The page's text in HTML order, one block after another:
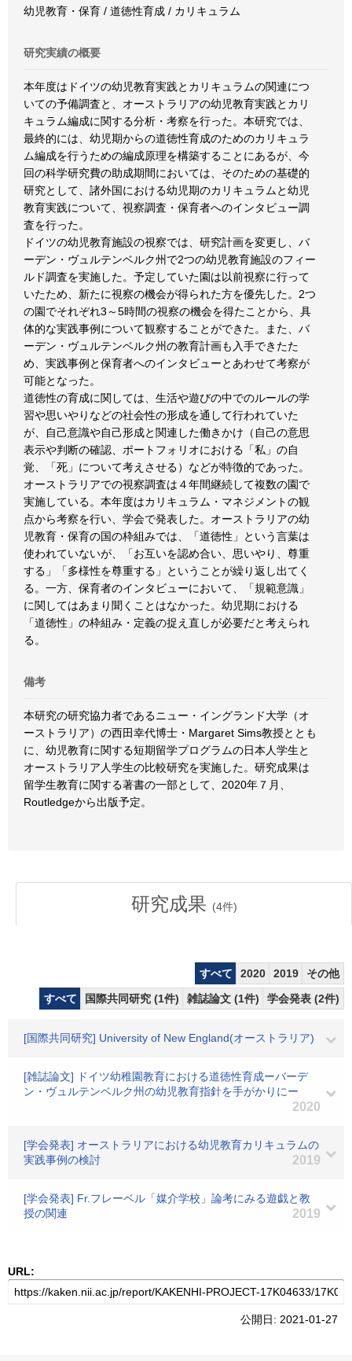
幼児教育・保育 / 道徳性育成 / カリキュラム
研究実績の概要
本年度はドイツの幼児教育実践とカリキュラムの関連につ
いての予備調査と、オーストラリアの幼児教育実践とカリ
キュラム編成に関する分析・考察を行った。本研究では、
最終的には、幼児期からの道徳性育成のためのカリキュラ
ム編成を行うための編成原理を構築することにあるが、今
回の科学研究費の助成期間においては、そのための基礎的
研究として、諸外国における幼児期のカリキュラムと幼児
教育実践について、視察調査・保育者へのインタビュー調
査を行った。
ドイツの幼児教育施設の視察では、研究計画を変更し、バ
ーデン・ヴュルテンベルク州で2つの幼児教育施設のフィー
ルド調査を実施した。予定していた園は以前視察に行って
いたため、新たに視察の機会が得られた方を優先した。2つ
の園でそれぞれ3～5時間の視察の機会を得たことから、具
体的な実践事例について観察することができた。また、バ
ーデン・ヴュルテンベルク州の教育計画も入手できたた
め、実践事例と保育者へのインタビューとあわせて考察が
可能となった。
道徳性の育成に関しては、生活や遊びの中でのルールの学
習や思いやりなどの社会性の形成を通して行われていた
が、自己意識や自己形成と関連した働きかけ（自己の意思
表示や判断の確認、ポートフォリオにおける「私」の自
覚、「死」について考えさせる）などが特徴的であった。
オーストラリアでの視察調査は４年間継続して複数の園で
実施している。本年度はカリキュラム・マネジメントの観
点から考察を行い、学会で発表した。オーストラリアの幼
児教育・保育の国の枠組みでは、「道徳性」という言葉は
使われていないが、「お互いを認め合い、思いやり、尊重
する」「多様性を尊重する」ということが繰り返し出てく
る。一方、保育者のインタビューにおいて、「規範意識」
に関してはあまり聞くことはなかった。幼児期における
「道徳性」の枠組み・定義の捉え直しが必要だと考えられ
る。
備考
本研究の研究協力者であるニュー・イングランド大学（オ
ーストラリア）の西田幸代博士・Margaret Sims教授ととも
に、幼児教育に関する短期留学プログラムの日本人学生と
オーストラリア人学生の比較研究を実施した。研究成果は
留学生教育に関する著書の一部として、2020年７月、
Routledgeから出版予定。
研究成果 (4件)
すべて 2020 2019
その他
すべて
国際共同研究 (1件) 雑誌論文 (1件) 学会発表 (2件)
[国際共同研究] University of New England(オーストラリア)
[雑誌論文] ドイツ幼稚園教育における道徳性育成ーバーデ
ン・ヴュルテンベルク州の幼児教育指針を手がかりにー
2020
[学会発表] オーストラリアにおける幼児教育カリキュラムの
実践事例の検討
2019
[学会発表] Fr.フレーベル「媒介学校」論考にみる遊戯と教
授の関連
2019
URL:
公開日: 2021-01-27